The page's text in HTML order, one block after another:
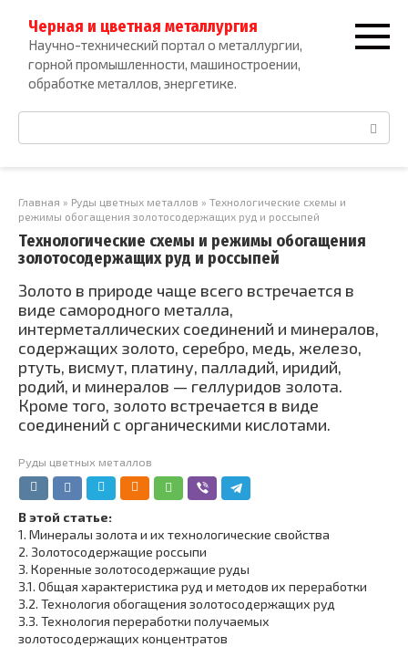
контенту
Черная и цветная металлургия
Научно-технический портал о металлургии,
горной промышленности, машиностроении,
обработке металлов, энергетике.
Поиск:
Главная » Руды цветных металлов » Технологические схемы и
режимы обогащения золотосодержащих руд и россыпей
Технологические схемы и режимы обогащения
золотосодержащих руд и россыпей
Золото в природе чаще всего встречается в
виде самородного металла,
интерметаллических соединений и минералов,
содержащих золото, серебро, медь, железо,
ртуть, висмут, платину, палладий, иридий,
родий, и минералов — геллуридов золота.
Кроме того, золото встречается в виде
соединений с органическими кислотами.
Руды цветных металлов
В этой статье:
1. Минералы золота и их технологические свойства
2. Золотосодержащие россыпи
3. Коренные золотосодержащие руды
3.1. Общая характеристика руд и методов их переработки
3.2. Технология обогащения золотосодержащих руд
3.3. Технология переработки получаемых
золотосодержащих концентратов